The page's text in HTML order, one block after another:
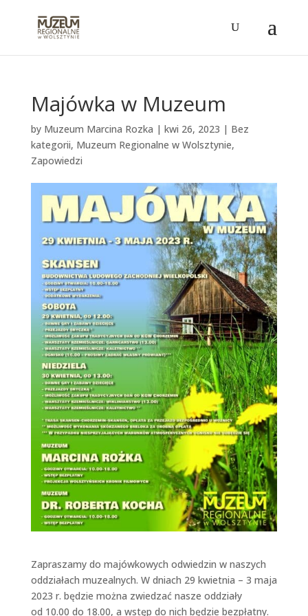
Majówka w Muzeum
by Muzeum Marcina Rozka | kwi 26, 2023 | Bez
kategorii, Muzeum Regionalne w Wolsztynie,
Zapowiedzi
Zapraszamy do majówkowych odwiedzin w naszych
oddziałach muzealnych. W dniach 29 kwietnia – 3 maja
2023 r. będzie można zwiedzać nasze oddziały
od 10.00 do 18.00, a wstęp do nich będzie bezpłatny.